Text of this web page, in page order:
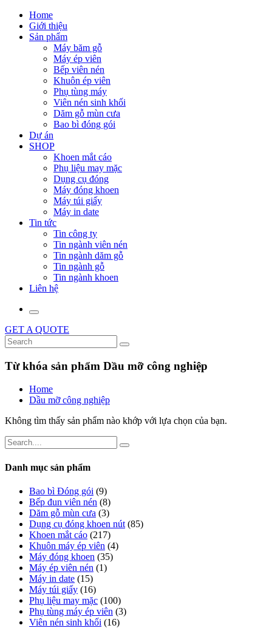
Home
Giới thiệu
Sản phẩm
Máy băm gỗ
Máy ép viên
Bếp viên nén
Khuôn ép viên
Phụ tùng máy
Viên nén sinh khối
Dăm gỗ mùn cưa
Bao bì đóng gói
Dự án
SHOP
Khoen mắt cáo
Phụ liệu may mặc
Dụng cụ đóng
Máy đóng khoen
Máy túi giấy
Máy in date
Tin tức
Tin công ty
Tin ngành viên nén
Tin ngành dăm gỗ
Tin ngành gỗ
Tin ngành khoen
Liên hệ
GET A QUOTE
Từ khóa sản phẩm Dầu mỡ công nghiệp
Home
Dầu mỡ công nghiệp
Không tìm thấy sản phẩm nào khớp với lựa chọn của bạn.
Danh mục sản phẩm
Bao bì Đóng gói (9)
Bếp đun viên nén (8)
Dăm gỗ mùn cưa (3)
Dụng cụ đóng khoen nút (85)
Khoen mắt cáo (217)
Khuôn máy ép viên (4)
Máy đóng khoen (35)
Máy ép viên nén (1)
Máy in date (15)
Máy túi giấy (16)
Phụ liệu may mặc (100)
Phụ tùng máy ép viên (3)
Viên nén sinh khối (16)